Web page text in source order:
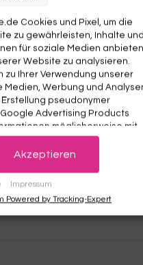
Cookies und Pixel, um die
zu gewährleisten, Inhalte und
für soziale Medien anbieten
Website zu analysieren.
Ihrer Verwendung unserer
Werbung und
pseudonymer
Advertising Products
möglicherweise mit
bereitgestellt haben (bspw.
oder welche sie im Rahmen
Sie auf den Datenschutz-
entsprechenden Anpassungen
Impressum
Akzeptieren
Powered by Tracking-Expert